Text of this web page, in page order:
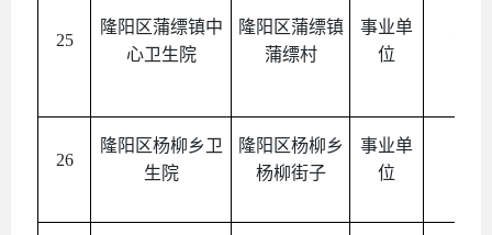
25
隆阳区蒲缥镇中
心卫生院
隆阳区蒲缥镇
蒲缥村
事业单
位
26
隆阳区杨柳乡卫
生院
隆阳区杨柳乡
杨柳街子
事业单
位